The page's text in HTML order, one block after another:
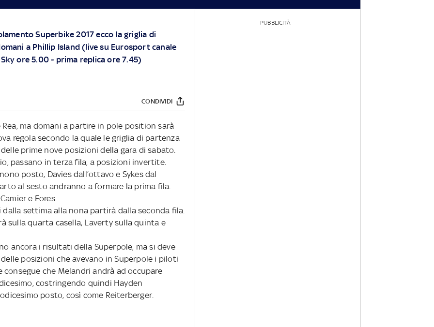
Superbike 2017 ecco la griglia di
a Phillip Island (live su Eurosport canale
ore 5.00 - prima replica ore 7.45)
CONDIVIDI
ma domani a partire in pole position sarà
regola secondo la quale le griglia di partenza
prime nove posizioni della gara di sabato.
passano in terza fila, a posizioni invertite.
posto, Davies dall’ottavo e Sykes dal
al sesto andranno a formare la prima fila.
e Fores.
settima alla nona partirà dalla seconda fila.
sulla quarta casella, Laverty sulla quinta e
ancora i risultati della Superpole, ma si deve
posizioni che avevano in Superpole i piloti
che Melandri andrà ad occupare
costringendo quindi Hayden
posto, così come Reiterberger.
PUBBLICITÀ